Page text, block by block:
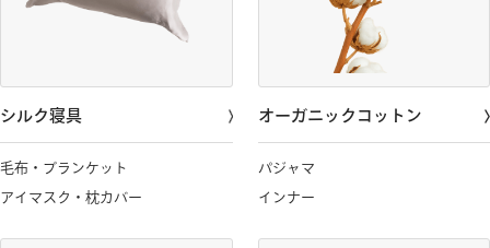
シルク寝具
毛布・ブランケット
アイマスク・枕カバー
オーガニックコットン
パジャマ
インナー